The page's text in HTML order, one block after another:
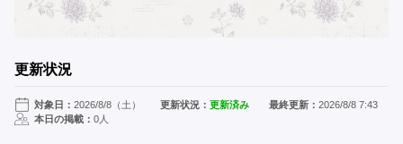
更新状況
対象日： 2026/8/8（土） 更新状況：更新済み 最終更新： 2026/8/8 7:43
本日の掲載： 0人